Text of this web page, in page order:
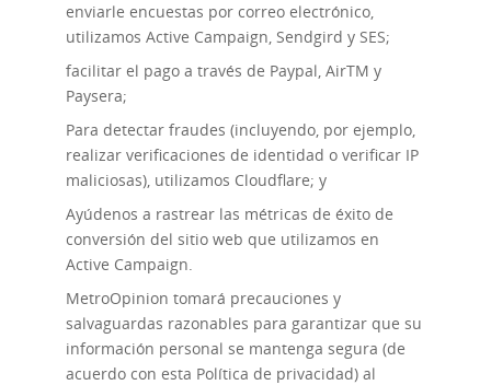
enviarle encuestas por correo electrónico,
utilizamos Active Campaign, Sendgird y SES;
facilitar el pago a través de Paypal, AirTM y
Paysera;
Para detectar fraudes (incluyendo, por ejemplo,
realizar verificaciones de identidad o verificar IP
maliciosas), utilizamos Cloudflare; y
Ayúdenos a rastrear las métricas de éxito de
conversión del sitio web que utilizamos en
Active Campaign.
MetroOpinion tomará precauciones y
salvaguardas razonables para garantizar que su
información personal se mantenga segura (de
acuerdo con esta Política de privacidad) al